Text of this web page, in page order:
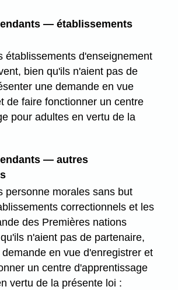
— établissements
établissements d'enseignement
bien qu'ils n'aient pas de
une demande en vue
de faire fonctionner un centre
pour adultes en vertu de la
— autres
personne morales sans but
correctionnels et les
des Premières nations
n'aient pas de partenaire,
en vue d'enregistrer et
un centre d'apprentissage
vertu de la présente loi :